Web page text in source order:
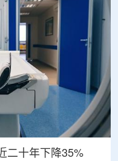
二十年下降35%